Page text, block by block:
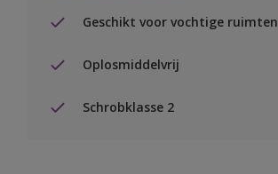
Geschikt voor vochtige ruimten
Oplosmiddelvrij
Schrobklasse 2